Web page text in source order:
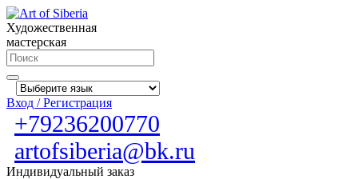
Художественная
мастерская
Вход / Регистрация
+79236200770
artofsiberia@bk.ru
Индивидуальный заказ